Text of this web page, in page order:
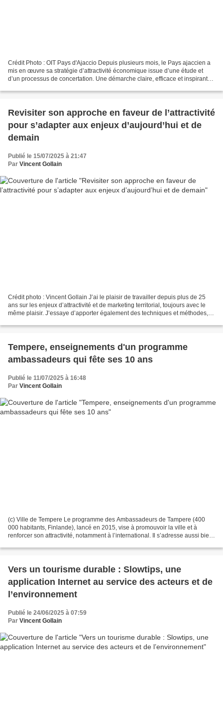
Crédit Photo : OIT Pays d'Ajaccio Depuis plusieurs mois, le Pays ajaccien a
mis en œuvre sa stratégie d’attractivité économique issue d’une étude et
d’un processus de concertation. Une démarche claire, efficace et inspirante
Revisiter son approche en faveur de l’attractivité
pour s’adapter aux enjeux d’aujourd’hui et de
demain
Publié le 15/07/2025 à 21:47
Par Vincent Gollain
Crédit photo : Vincent Gollain J’ai le plaisir de travailler depuis plus de 25
ans sur les enjeux d’attractivité et de marketing territorial, toujours avec le
même plaisir. J’essaye d’apporter également des techniques et méthodes, le
Tempere, enseignements d'un programme
ambassadeurs qui fête ses 10 ans
Publié le 11/07/2025 à 16:48
Par Vincent Gollain
(c) Ville de Tempere Le programme des Ambassadeurs de Tampere (400
000 habitants, Finlande), lancé en 2015, vise à promouvoir la ville et à
renforcer son attractivité, notamment à l’international. Il s’adresse aussi bien
Vers un tourisme durable : Slowtips, une
application Internet au service des acteurs et de
l’environnement
Publié le 24/06/2025 à 07:59
Par Vincent Gollain